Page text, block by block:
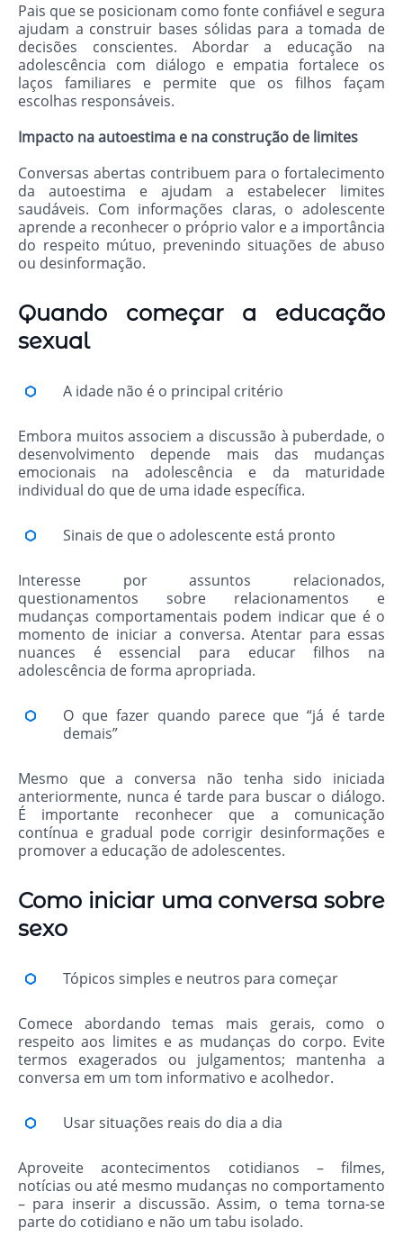
Pais que se posicionam como fonte confiável e segura
ajudam a construir bases sólidas para a tomada de
decisões conscientes. Abordar a educação na
adolescência com diálogo e empatia fortalece os
laços familiares e permite que os filhos façam
escolhas responsáveis.
Impacto na autoestima e na construção de limites
Conversas abertas contribuem para o fortalecimento
da autoestima e ajudam a estabelecer limites
saudáveis. Com informações claras, o adolescente
aprende a reconhecer o próprio valor e a importância
do respeito mútuo, prevenindo situações de abuso
ou desinformação.
Quando começar a educação
sexual
A idade não é o principal critério
Embora muitos associem a discussão à puberdade, o
desenvolvimento depende mais das mudanças
emocionais na adolescência e da maturidade
individual do que de uma idade específica.
Sinais de que o adolescente está pronto
Interesse por assuntos relacionados,
questionamentos sobre relacionamentos e
mudanças comportamentais podem indicar que é o
momento de iniciar a conversa. Atentar para essas
nuances é essencial para educar filhos na
adolescência de forma apropriada.
O que fazer quando parece que “já é tarde
demais”
Mesmo que a conversa não tenha sido iniciada
anteriormente, nunca é tarde para buscar o diálogo.
É importante reconhecer que a comunicação
contínua e gradual pode corrigir desinformações e
promover a educação de adolescentes.
Como iniciar uma conversa sobre
sexo
Tópicos simples e neutros para começar
Comece abordando temas mais gerais, como o
respeito aos limites e as mudanças do corpo. Evite
termos exagerados ou julgamentos; mantenha a
conversa em um tom informativo e acolhedor.
Usar situações reais do dia a dia
Aproveite acontecimentos cotidianos – filmes,
notícias ou até mesmo mudanças no comportamento
– para inserir a discussão. Assim, o tema torna-se
parte do cotidiano e não um tabu isolado.